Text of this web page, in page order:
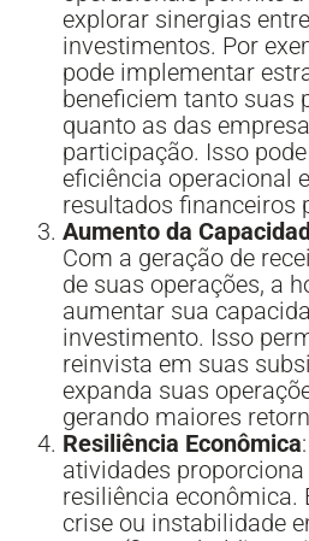
explorar sinergias
investimentos. Por
pode implementar
beneficiem tanto suas
quanto as das
participação. Isso
eficiência operacional
resultados financeiros
Aumento da
Com a geração de
de suas operações, a
aumentar sua
investimento. Isso
reinvista em suas
expanda suas
gerando maiores
Resiliência Econômica
atividades
resiliência econômica.
crise ou instabilidade